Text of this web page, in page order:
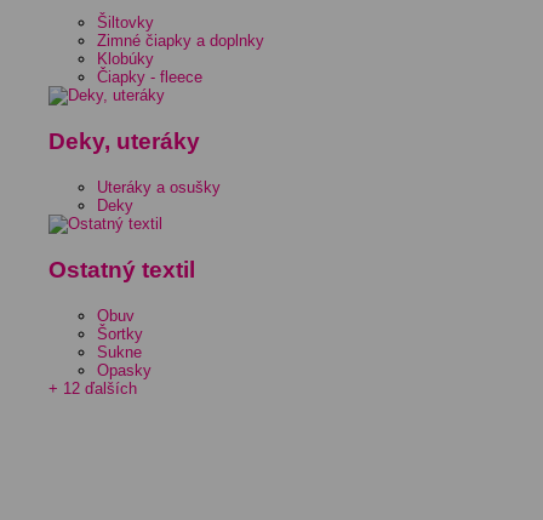
Šiltovky
Zimné čiapky a doplnky
Klobúky
Čiapky - fleece
Deky, uteráky
Uteráky a osušky
Deky
Ostatný textil
Obuv
Šortky
Sukne
Opasky
+ 12 ďalších